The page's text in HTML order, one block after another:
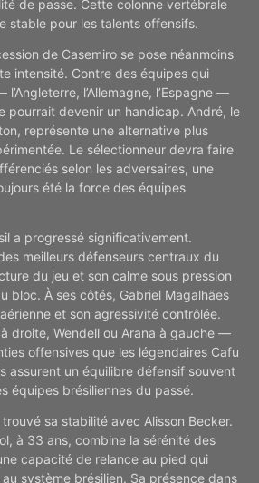
de passe. Cette colonne vertébrale
stable pour les talents offensifs.
de Casemiro se pose néanmoins
intensité. Contre des équipes qui
l’Allemagne, l’Espagne —
pourrait devenir un handicap. André, le
représente une alternative plus
Le sélectionneur devra faire
selon les adversaires, une
été la force des équipes
a progressé significativement.
meilleurs défenseurs centraux du
du jeu et son calme sous pression
bloc. À ses côtés, Gabriel Magalhães
et son agressivité contrôlée.
droite, Wendell ou Arana à gauche —
offensives que les légendaires Cafu
assurent un équilibre défensif souvent
équipes brésiliennes du passé.
sa stabilité avec Alisson Becker.
à 33 ans, combine la sérénité des
capacité de relance au pied qui
système brésilien. Sa présence dans